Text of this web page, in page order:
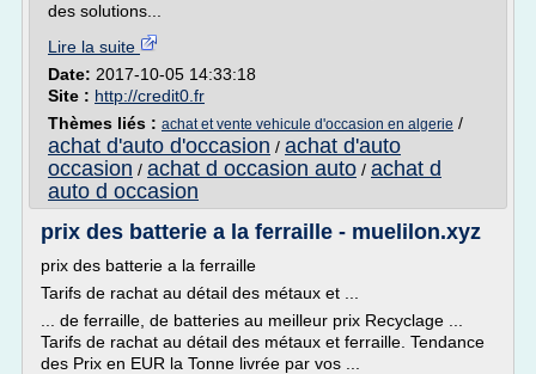
des solutions...
Lire la suite
Date: 2017-10-05 14:33:18
Site : http://credit0.fr
Thèmes liés : achat et vente vehicule d'occasion en algerie /
achat d'auto d'occasion / achat d'auto
occasion / achat d occasion auto / achat d
auto d occasion
prix des batterie a la ferraille - muelilon.xyz
prix des batterie a la ferraille
Tarifs de rachat au détail des métaux et ...
... de ferraille, de batteries au meilleur prix Recyclage ...
Tarifs de rachat au détail des métaux et ferraille. Tendance
des Prix en EUR la Tonne livrée par vos ...